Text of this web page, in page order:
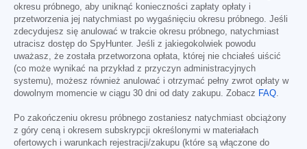
okresu próbnego, aby uniknąć konieczności zapłaty opłaty i
przetworzenia jej natychmiast po wygaśnięciu okresu próbnego. Jeśli
zdecydujesz się anulować w trakcie okresu próbnego, natychmiast
utracisz dostęp do SpyHunter. Jeśli z jakiegokolwiek powodu
uważasz, że została przetworzona opłata, której nie chciałeś uiścić
(co może wynikać na przykład z przyczyn administracyjnych
systemu), możesz również anulować i otrzymać pełny zwrot opłaty w
dowolnym momencie w ciągu 30 dni od daty zakupu. Zobacz FAQ
Po zakończeniu okresu próbnego zostaniesz natychmiast obciążony
z góry ceną i okresem subskrypcji określonymi w materiałach
ofertowych i warunkach rejestracji/zakupu (które są włączone do